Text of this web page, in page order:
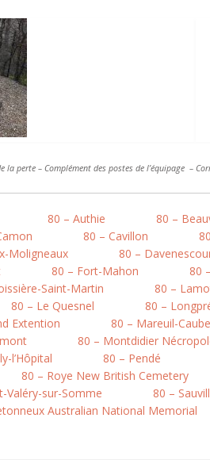
la perte – Complément des postes de l’équipage –
80 – Authie 80 –
80 – Cavillon
Moligneaux 80 –
80 – Fort-Mahon 80
Saint-Martin 80 –
80 – Le Quesnel 80 –
Extention
80 – Mareuil-
80 – Montdidier
l’Hôpital 80 – Pendé
80 – Roye New British Cemetery
Valéry-sur-Somme 80 –
Australian National Memorial